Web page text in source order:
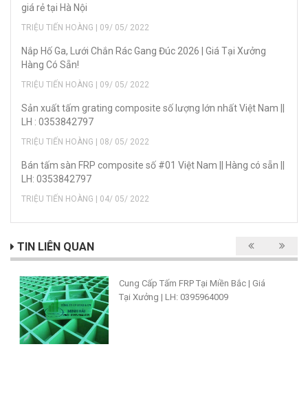
giá rẻ tại Hà Nội
TRIỆU TIẾN HOÀNG | 09/ 05/ 2022
Nắp Hố Ga, Lưới Chắn Rác Gang Đúc 2026 | Giá Tại Xưởng
Hàng Có Sẵn!
TRIỆU TIẾN HOÀNG | 09/ 05/ 2022
Sản xuất tấm grating composite số lượng lớn nhất Việt Nam ||
LH : 0353842797
TRIỆU TIẾN HOÀNG | 08/ 05/ 2022
Bán tấm sàn FRP composite số #01 Việt Nam || Hàng có sẵn ||
LH: 0353842797
TRIỆU TIẾN HOÀNG | 04/ 05/ 2022
TIN LIÊN QUAN
Cung Cấp Tấm FRP Tại Miền Bắc | Giá
Tại Xưởng | LH: 0395964009